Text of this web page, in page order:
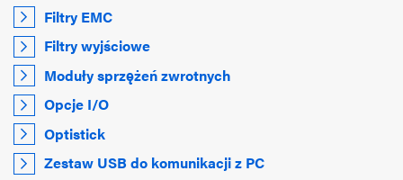
Filtry EMC
Filtry wyjściowe
Moduły sprzężeń zwrotnych
Opcje I/O
Optistick
Zestaw USB do komunikacji z PC